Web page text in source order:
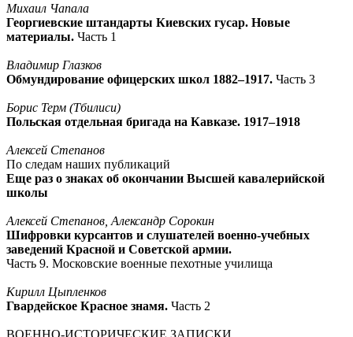
Михаил Чапала
Георгиевские штандарты Киевских гусар. Новые
материалы. Часть 1
Владимир Глазков
Обмундирование офицерских школ 1882–1917. Часть 3
Борис Терм (Тбилиси)
Польская отдельная бригада на Кавказе. 1917–1918
Алексей Степанов
По следам наших публикаций
Еще раз о знаках об окончании Высшей кавалерийской
школы
Алексей Степанов, Александр Сорокин
Шифровки курсантов и слушателей военно-учебных
заведений Красной и Советской армии.
Часть 9. Московские военные пехотные училища
Кирилл Цыпленков
Гвардейское Красное знамя. Часть 2
ВОЕННО-ИСТОРИЧЕСКИЕ ЗАПИСКИ